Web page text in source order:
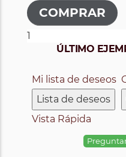
ÚLTIMO
Mi lista de deseos
Lista de deseos
Vista Rápida